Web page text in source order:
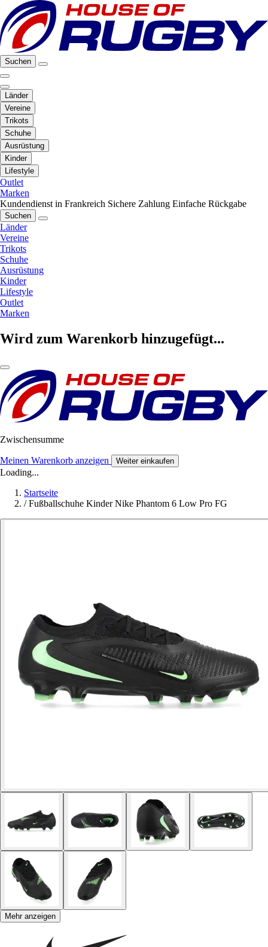
Suchen
Länder
Vereine
Trikots
Schuhe
Ausrüstung
Kinder
Lifestyle
Outlet
Marken
Kundendienst in Frankreich Sichere Zahlung Einfache Rückgabe
Suchen
Länder
Vereine
Trikots
Schuhe
Ausrüstung
Kinder
Lifestyle
Outlet
Marken
Wird zum Warenkorb hinzugefügt...
Zwischensumme
Meinen Warenkorb anzeigen Weiter einkaufen
Loading...
Startseite
/ Fußballschuhe Kinder Nike Phantom 6 Low Pro FG
Mehr anzeigen